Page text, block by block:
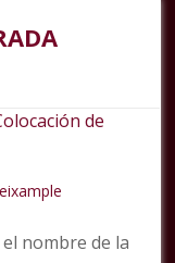
eixample
nombre de la